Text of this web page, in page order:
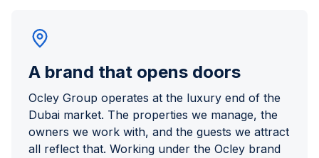
A brand that opens doors
Ocley Group operates at the luxury end of the
Dubai market. The properties we manage, the
owners we work with, and the guests we attract
all reflect that. Working under the Ocley brand